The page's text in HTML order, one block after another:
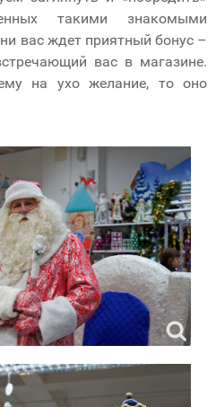
такими знакомыми
вас ждет приятный бонус –
вас в магазине.
на ухо желание, то оно